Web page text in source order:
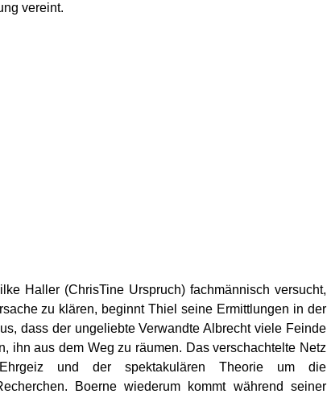
vereint.
Haller (ChrisTine Urspruch) fachmännisch versucht,
zu klären, beginnt Thiel seine Ermittlungen in der
dass der ungeliebte Verwandte Albrecht viele Feinde
ihn aus dem Weg zu räumen. Das verschachtelte Netz
Ehrgeiz und der spektakulären Theorie um die
Boerne wiederum kommt während seiner